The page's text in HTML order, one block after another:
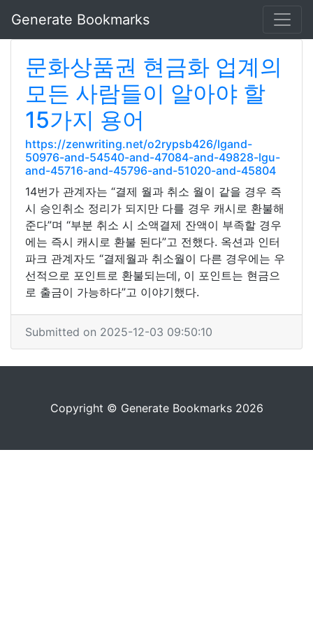
Generate Bookmarks
문화상품권 현금화 업계의
모든 사람들이 알아야 할
15가지 용어
https://zenwriting.net/o2rypsb426/lgand-
50976-and-54540-and-47084-and-49828-lgu-
and-45716-and-45796-and-51020-and-45804
14번가 관계자는 “결제 월과 취소 월이 같을 경우 즉
시 승인취소 정리가 되지만 다를 경우 캐시로 환불해
준다”며 “부분 취소 시 소액결제 잔액이 부족할 경우
에는 즉시 캐시로 환불 된다”고 전했다. 옥션과 인터
파크 관계자도 “결제월과 취소월이 다른 경우에는 우
선적으로 포인트로 환불되는데, 이 포인트는 현금으
로 출금이 가능하다”고 이야기했다.
Submitted on 2025-12-03 09:50:10
Copyright © Generate Bookmarks 2026